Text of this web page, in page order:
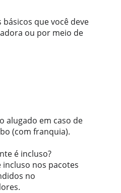
que você deve
ou por meio de
alugado em caso de
(com franquia).
é incluso?
incluso nos pacotes
no